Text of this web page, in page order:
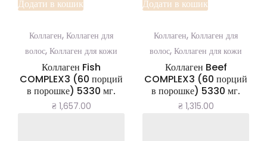
Додати в кошик
Коллаген, Коллаген для
волос, Коллаген для кожи
Коллаген Fish
COMPLEX3 (60 порций
в порошке) 5330 мг.
₴ 1,657.00
Додати в кошик
Коллаген, Коллаген для
волос, Коллаген для кожи
Коллаген Beef
COMPLEX3 (60 порций
в порошке) 5330 мг.
₴ 1,315.00
Add to Add to